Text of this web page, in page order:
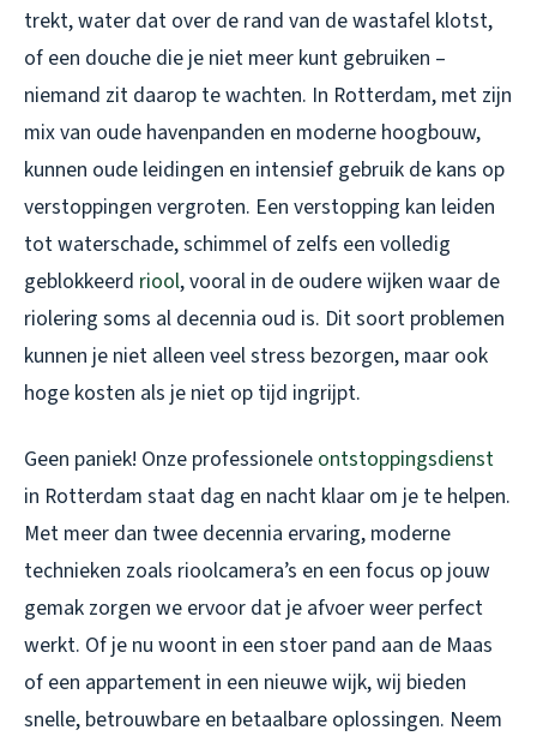
trekt, water dat over de rand van de wastafel klotst,
of een douche die je niet meer kunt gebruiken –
niemand zit daarop te wachten. In Rotterdam, met zijn
mix van oude havenpanden en moderne hoogbouw,
kunnen oude leidingen en intensief gebruik de kans op
verstoppingen vergroten. Een verstopping kan leiden
tot waterschade, schimmel of zelfs een volledig
geblokkeerd riool, vooral in de oudere wijken waar de
riolering soms al decennia oud is. Dit soort problemen
kunnen je niet alleen veel stress bezorgen, maar ook
hoge kosten als je niet op tijd ingrijpt.
Geen paniek! Onze professionele ontstoppingsdienst
in Rotterdam staat dag en nacht klaar om je te helpen.
Met meer dan twee decennia ervaring, moderne
technieken zoals rioolcamera’s en een focus op jouw
gemak zorgen we ervoor dat je afvoer weer perfect
werkt. Of je nu woont in een stoer pand aan de Maas
of een appartement in een nieuwe wijk, wij bieden
snelle, betrouwbare en betaalbare oplossingen. Neem